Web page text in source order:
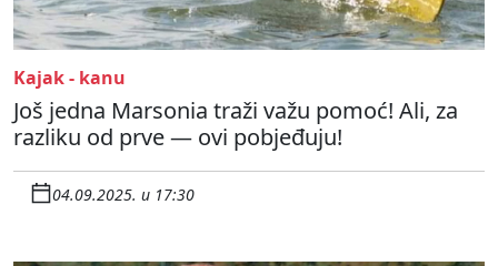
Kajak - kanu
Još jedna Marsonia traži važu pomoć! Ali, za
razliku od prve — ovi pobjeđuju!
04.09.2025. u 17:30